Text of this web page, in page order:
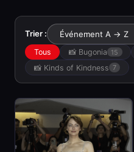
Trier :
Tous 📸 Bugonia 15
📸 Kinds of Kindness 7